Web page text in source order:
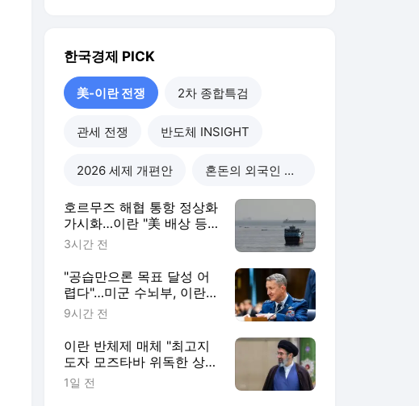
한국경제 PICK
美-이란 전쟁 2차 종합특검
관세 전쟁 반도체 INSIGHT
2026 세제 개편안 혼돈의 외국인 고용시장
호르무즈 해협 통항 정상화
가시화…이란 "美 배상 등
조건 충족돼야"
3시간 전
"공습만으론 목표 달성 어
렵다"…미군 수뇌부, 이란전
출구전략 모색
9시간 전
이란 반체제 매체 "최고지
도자 모즈타바 위독한 상
태"
1일 전